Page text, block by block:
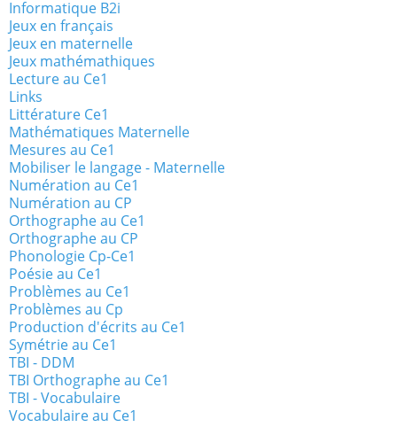
Informatique B2i
Jeux en français
Jeux en maternelle
Jeux mathémathiques
Lecture au Ce1
Links
Littérature Ce1
Mathématiques Maternelle
Mesures au Ce1
Mobiliser le langage - Maternelle
Numération au Ce1
Numération au CP
Orthographe au Ce1
Orthographe au CP
Phonologie Cp-Ce1
Poésie au Ce1
Problèmes au Ce1
Problèmes au Cp
Production d'écrits au Ce1
Symétrie au Ce1
TBI - DDM
TBI Orthographe au Ce1
TBI - Vocabulaire
Vocabulaire au Ce1